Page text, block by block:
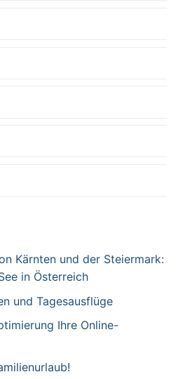
Kärnten und der Steiermark:
in Österreich
und Tagesausflüge
Ihre Online-